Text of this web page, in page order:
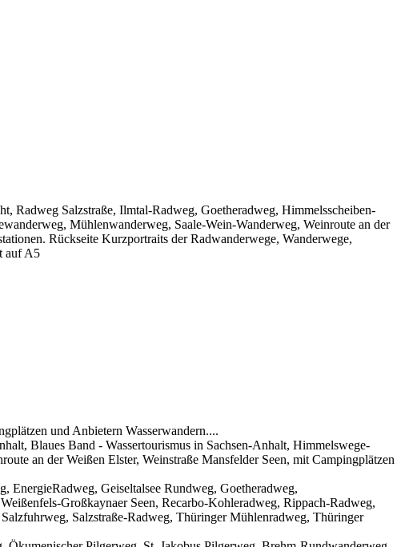
Radweg Salzstraße, Ilmtal-Radweg, Goetheradweg, Himmelsscheiben-
Mühlenwanderweg, Saale-Wein-Wanderweg, Weinroute an der
Rückseite Kurzportraits der Radwanderwege, Wanderwege,
auf A5
und Anbietern Wasserwandern....
Blaues Band - Wassertourismus in Sachsen-Anhalt, Himmelswege-
an der Weißen Elster, Weinstraße Mansfelder Seen, mit Campingplätzen
EnergieRadweg, Geiseltalsee Rundweg, Goetheradweg,
Großkaynaer Seen, Recarbo-Kohleradweg, Rippach-Radweg,
Salzstraße-Radweg, Thüringer Mühlenradweg, Thüringer